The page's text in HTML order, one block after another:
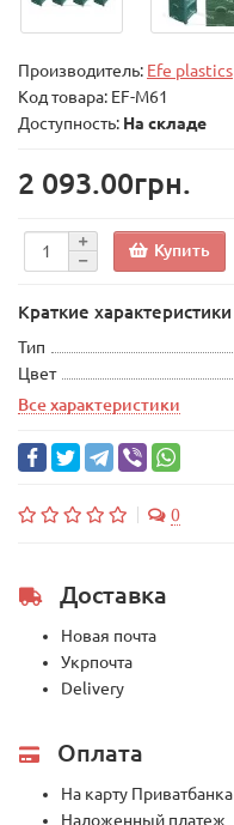
Производитель: Efe plastics
Код товара: EF-M61
Доступность: На складе
2 093.00грн.
Купить
Краткие характеристики
Тип
Цвет
Все характеристики
0
Доставка
Новая почта
Укрпочта
Delivery
Оплата
На карту Приватбанка
Наложенный платеж